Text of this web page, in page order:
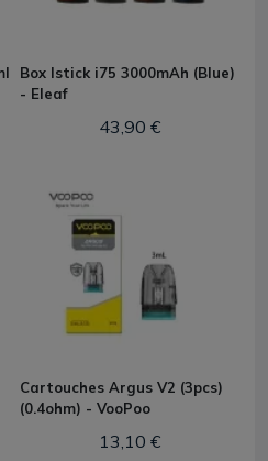
Box Istick i75 3000mAh (Blue)
- Eleaf
43,90 €
Cartouches Argus V2 (3pcs)
(0.4ohm) - VooPoo
13,10 €